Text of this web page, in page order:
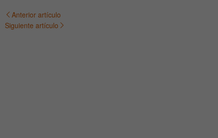
Navegación
Anterior artículo
Siguiente artículo